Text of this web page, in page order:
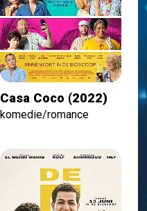
Casa Coco (2022)
komedie/romance